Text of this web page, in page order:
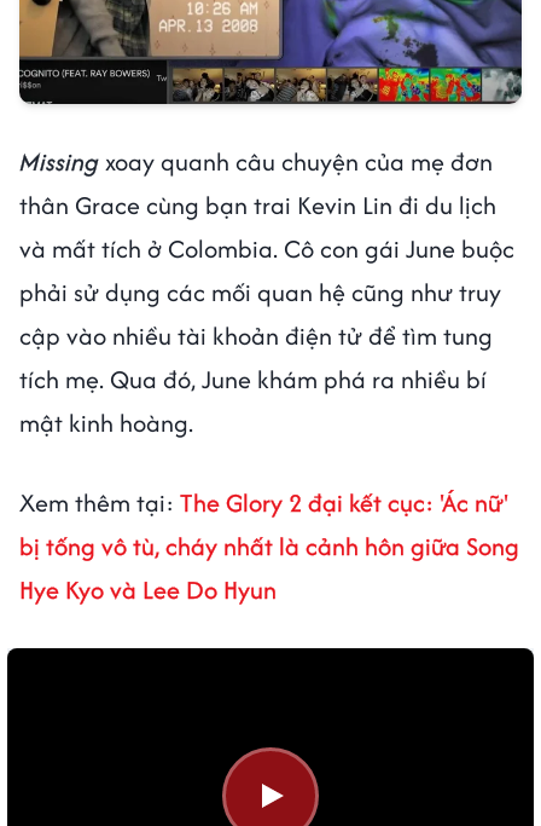
Missingxoay quanh câu chuyện của mẹ đơn
thân Grace cùng bạn trai Kevin Lin đi du lịch
và mất tích ở Colombia. Cô con gái June buộc
phải sử dụng các mối quan hệ cũng như truy
cập vào nhiều tài khoản điện tử để tìm tung
tích mẹ. Qua đó, June khám phá ra nhiều bí
mật kinh hoàng.
Xem thêm tại: The Glory 2 đại kết cục: 'Ác nữ'
bị tống vô tù, cháy nhất là cảnh hôn giữa Song
Hye Kyo và Lee Do Hyun